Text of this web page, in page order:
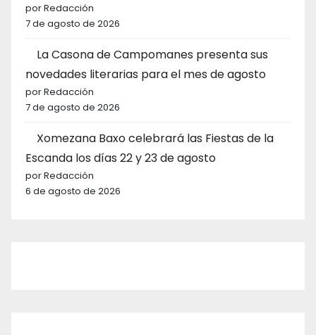
por Redacción
7 de agosto de 2026
La Casona de Campomanes presenta sus
novedades literarias para el mes de agosto
por Redacción
7 de agosto de 2026
Xomezana Baxo celebrará las Fiestas de la
Escanda los días 22 y 23 de agosto
por Redacción
6 de agosto de 2026